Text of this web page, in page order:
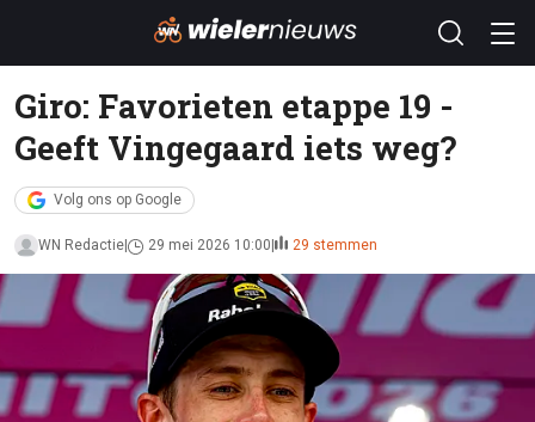
Giro: Favorieten etappe 19 -
Geeft Vingegaard iets weg?
Volg ons op Google
WN Redactie 29 mei 2026 10:00 29 stemmen